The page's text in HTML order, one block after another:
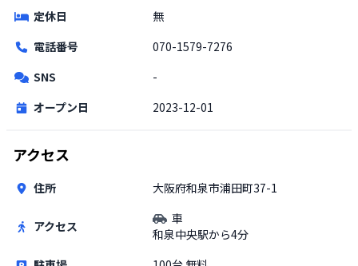
定休日
無
電話番号
070-1579-7276
SNS
-
オープン日
2023-12-01
アクセス
住所 大阪府和泉市浦田町37-1
アクセス
車
和泉中央駅から4分